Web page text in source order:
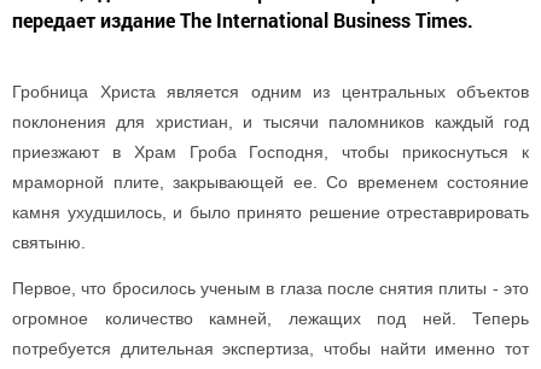
передает издание The International Business Times.
Гробница Христа является одним из центральных объектов
поклонения для христиан, и тысячи паломников каждый год
приезжают в Храм Гроба Господня, чтобы прикоснуться к
мраморной плите, закрывающей ее. Со временем состояние
камня ухудшилось, и было принято решение отреставрировать
святыню.
Первое, что бросилось ученым в глаза после снятия плиты - это
огромное количество камней, лежащих под ней. Теперь
потребуется длительная экспертиза, чтобы найти именно тот